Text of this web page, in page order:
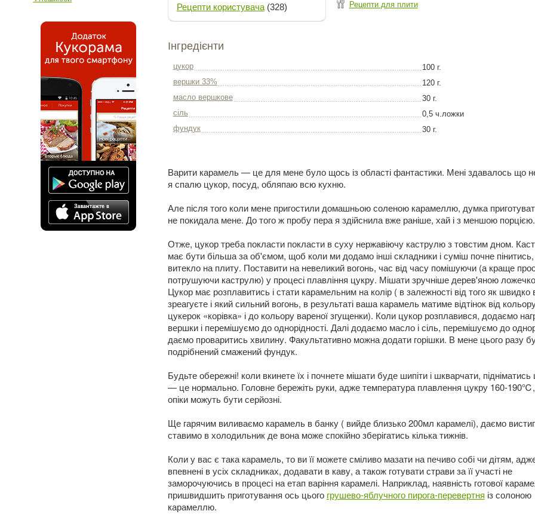
Рецепти користувача(328) Рецепти для плити
Інгредієнти
цукор
100 г.
вершки 33%
120 г.
масло вершкове
30 г.
сіль
0,5 ч.ложки
фундук
30 г.
Варити карамель — це для мене було щось із області фантастики. Мені здавалось що
я спалю цукор, посуд, обляпаю всю кухню.
Але після того коли мене пригостили домашньою соленою карамеллю, думка
не покидала мене. До того ж пробу пера я здійснила вже раніше, хай і з меншою порцією.
Отже, цукор треба покласти покласти в суху нержавіючу каструлю з товстим дном.
має бути більша за об'ємом, щоб коли ми додамо інші складники і суміш почне
витекло на плиту. Поставити на невеликий вогонь, час від часу помішуючи (а краще
потрушуючи каструлю) у процесі плавління цукру. Мішати зручніше дерев'яною
Цукор має розплавитись і стати карамельним на колір ( в залежності від того як швидко
зреагуєте і який сильний вогонь, в результаті ваша карамель матиме відтінок від
цукерок «корівка» і до кольору вареної згущенки). Коли цукор розплавився, додаємо
вершки і перемішуємо до однорідності. Далі додаємо масло і сіль, перемішуємо до
даємо проваритись хвилину. Факультативно можна додати горішки. В мене цього разу
подрібнений смажений фундук.
Будьте обережні! коли вкинете їх і почнете мішати буде шипіти і шкварчати,
— це нормально. Головне бережіть руки, адже температура плавлення цукру 160-
опіки можуть бути серйозні.
Ще гарячим виливаємо карамель в банку ( вийде близько 200мл карамелі), даємо
ставимо в холодильник де вона може спокійно зберігатись кілька тижнів.
Коли у вас є така карамель, то ви її можете сміливо мазати на печиво собі чи дітям,
впевнені в усіх складниках, додавати в каву, а також готувати страви за її участі не
заморочуючись в процесі на етап варіння карамелі. Наприклад, наявність готової
пришвидшить приготування ось цього грушево-яблучного пирога-перевертня із солоною
карамеллю.